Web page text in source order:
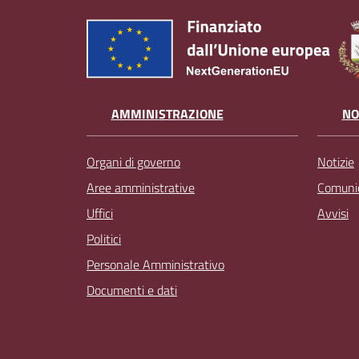
AMMINISTRAZIONE
Organi di governo
Aree amministrative
Uffici
Politici
Personale Amministrativo
Documenti e dati
Notizie
Avvisi